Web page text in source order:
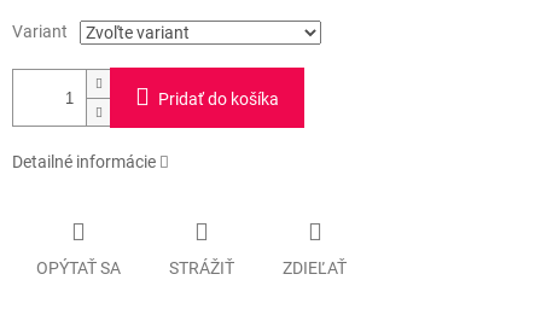
Variant
Pridať do košíka
Detailné informácie
OPÝTAŤ SA STRÁŽIŤ ZDIEĽAŤ